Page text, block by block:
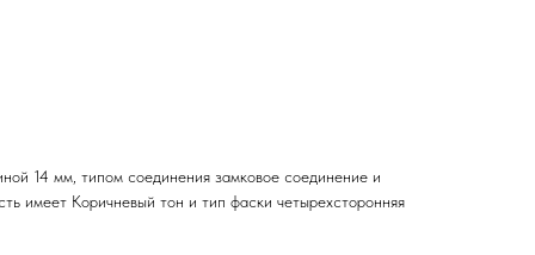
14 мм, типом соединения замковое соединение и
имеет Коричневый тон и тип фаски четырехсторонняя